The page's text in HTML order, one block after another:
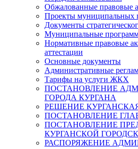
Обжалованные правовые
Проекты муниципальных
Документы
Муниципальные
Нормативные правовые
аттестации
Основные документы
Административные
Тарифы на услуги ЖКХ
ПОСТАНОВЛЕНИЕ
ГОРОДА КУРГАНА
РЕШЕНИЕ
ПОСТАНОВЛЕНИЕ
ПОСТАНОВЛЕНИЕ
КУРГАНСКОЙ
РАСПОРЯЖЕНИЕ